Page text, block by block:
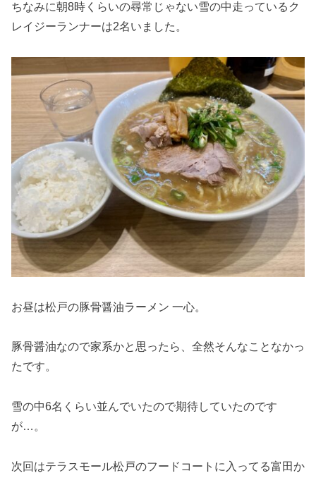
ちなみに朝8時くらいの尋常じゃない雪の中走っているク
レイジーランナーは2名いました。
お昼は松戸の豚骨醤油ラーメン 一心。
豚骨醤油なので家系かと思ったら、全然そんなことなかっ
たです。
雪の中6名くらい並んでいたので期待していたのです
が…。
次回はテラスモール松戸のフードコートに入ってる富田か